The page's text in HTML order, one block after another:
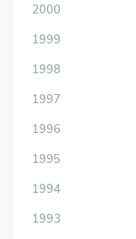
2000
1999
1998
1997
1996
1995
1994
1993